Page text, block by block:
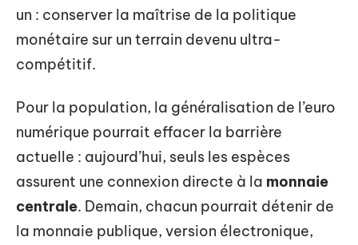
un : conserver la maîtrise de la politique
monétaire sur un terrain devenu ultra-
compétitif.
Pour la population, la généralisation de l’euro
numérique pourrait effacer la barrière
actuelle : aujourd’hui, seuls les espèces
assurent une connexion directe à la monnaie
centrale. Demain, chacun pourrait détenir de
la monnaie publique, version électronique,